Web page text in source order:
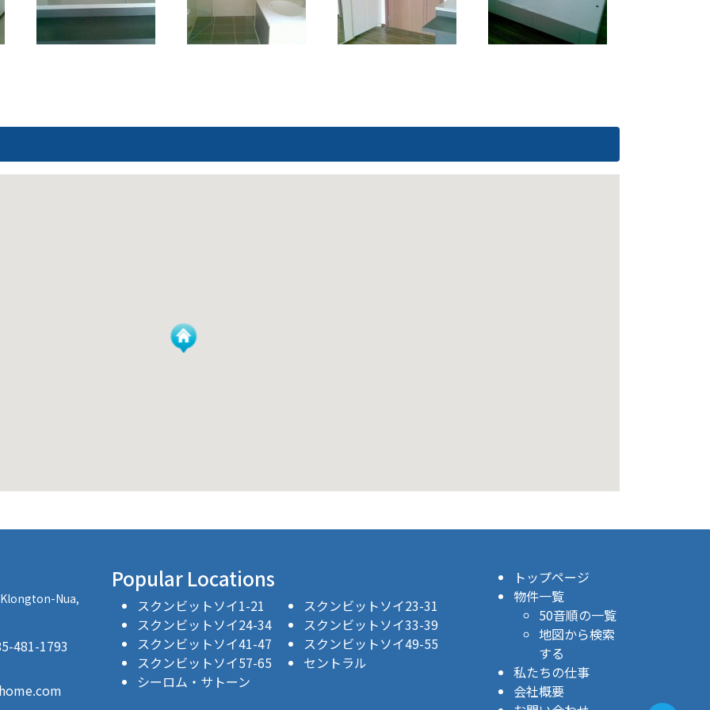
Klongton-Nua,
481-1793
Popular Locations
スクンビットソイ1-21
スクンビットソイ23-31
スクンビットソイ24-34
スクンビットソイ33-39
スクンビットソイ41-47
スクンビットソイ49-55
スクンビットソイ57-65
セントラル
シーロム・サトーン
トップページ
物件一覧
50音順の一覧
地図から検索
する
私たちの仕事
会社概要